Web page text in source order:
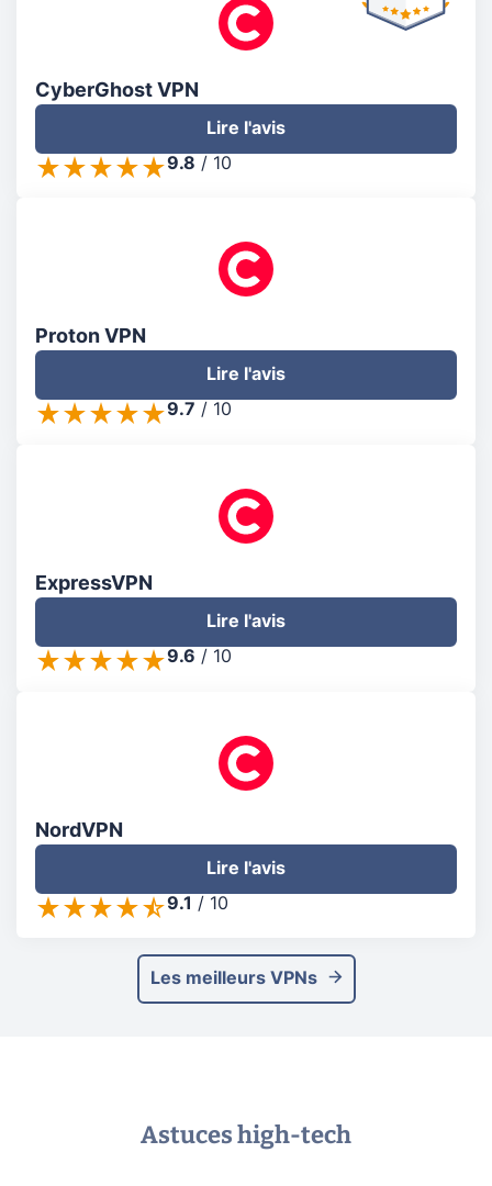
CyberGhost VPN
Lire l'avis
9.8 / 10
Proton VPN
Lire l'avis
9.7 / 10
ExpressVPN
Lire l'avis
9.6 / 10
NordVPN
Lire l'avis
9.1
/ 10
Les meilleurs VPNs
Astuces high-tech